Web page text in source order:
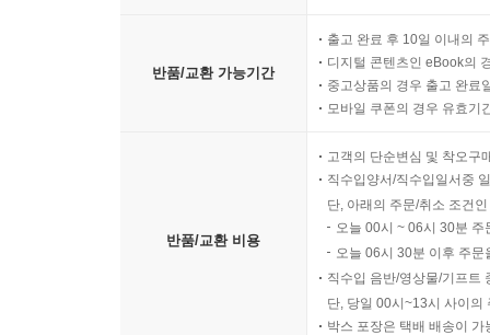
반품/교환 가능기간
출고 완료 후 10일 이내의
디지털 콘텐츠인 eBook의
중고상품의 경우 출고 완료
모바일 쿠폰의 경우 유효기
반품/교환 비용
고객의 단순변심 및 착오구
직수입양서/직수입일서중
단, 아래의 주문/취소 조건
오늘 00시 ~ 06시 30분
오늘 06시 30분 이후 주
직수입 음반/영상물/기프트
단, 당일 00시~13시 사이의
박스 포장은 택배 배송이